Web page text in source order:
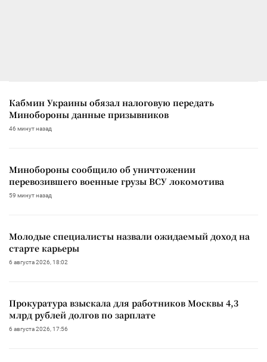
Кабмин Украины обязал налоговую передать
Минобороны данные призывников
46 минут назад
Минобороны сообщило об уничтожении
перевозившего военные грузы ВСУ локомотива
59 минут назад
Молодые специалисты назвали ожидаемый доход на
старте карьеры
6 августа 2026, 18:02
Прокуратура взыскала для работников Москвы 4,3
млрд рублей долгов по зарплате
6 августа 2026, 17:56